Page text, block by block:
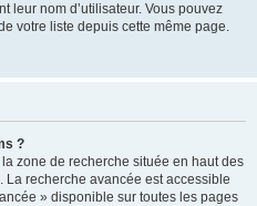
leur nom d’utilisateur. Vous pouvez
votre liste depuis cette même page.
?
zone de recherche située en haut des
La recherche avancée est accessible
» disponible sur toutes les pages